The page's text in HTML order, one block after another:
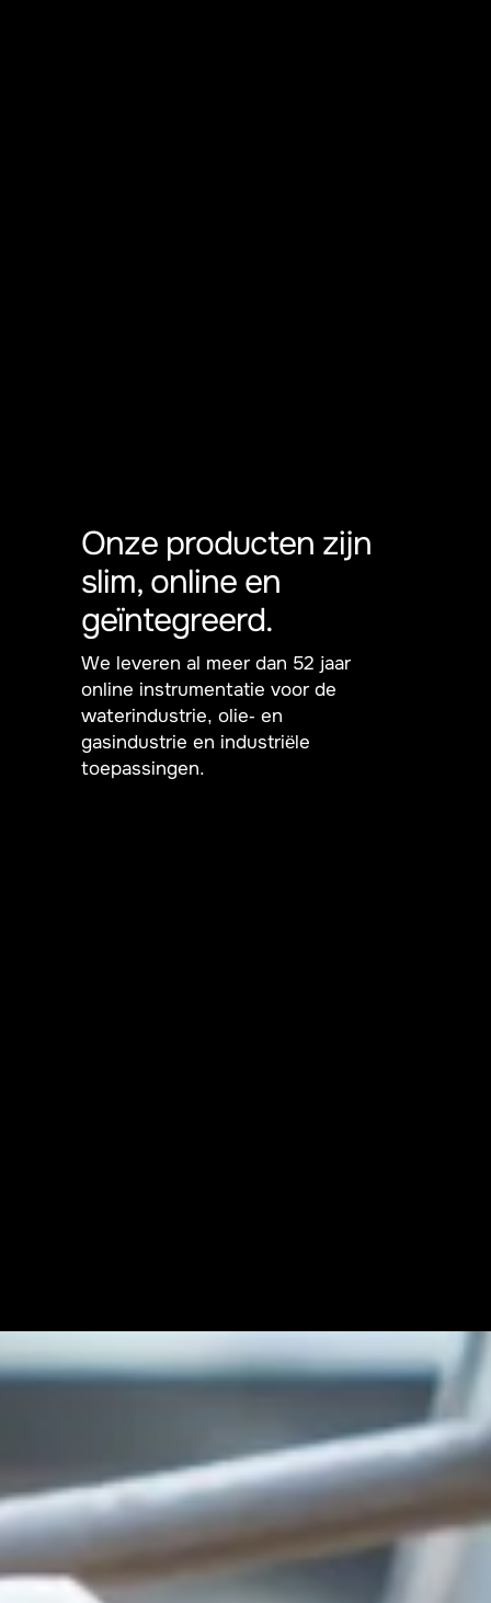
Onze producten zijn
slim, online en
geïntegreerd.
We leveren al meer dan 52 jaar
online instrumentatie voor de
waterindustrie, olie- en
gasindustrie en industriële
toepassingen.